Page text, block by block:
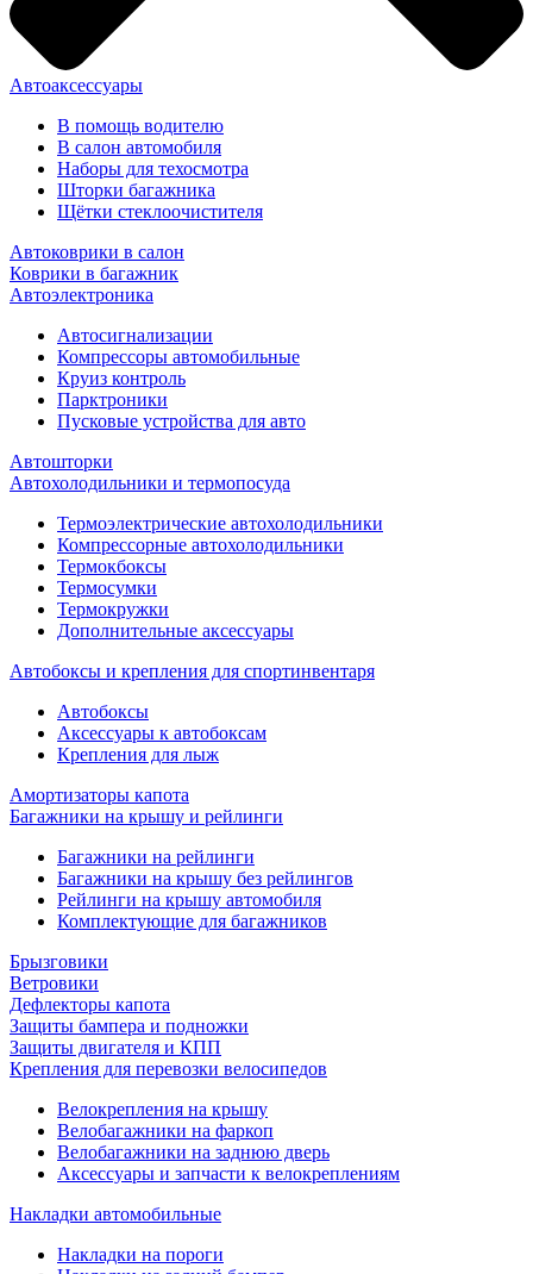
Автоаксессуары
В помощь водителю
В салон автомобиля
Наборы для техосмотра
Шторки багажника
Щётки стеклоочистителя
Автоковрики в салон
Коврики в багажник
Автоэлектроника
Автосигнализации
Компрессоры автомобильные
Круиз контроль
Парктроники
Пусковые устройства для авто
Автошторки
Автохолодильники и термопосуда
Термоэлектрические автохолодильники
Компрессорные автохолодильники
Термокбоксы
Термосумки
Термокружки
Дополнительные аксессуары
Автобоксы и крепления для спортинвентаря
Автобоксы
Аксессуары к автобоксам
Крепления для лыж
Амортизаторы капота
Багажники на крышу и рейлинги
Багажники на рейлинги
Багажники на крышу без рейлингов
Рейлинги на крышу автомобиля
Комплектующие для багажников
Брызговики
Ветровики
Дефлекторы капота
Защиты бампера и подножки
Защиты двигателя и КПП
Крепления для перевозки велосипедов
Велокрепления на крышу
Велобагажники на фаркоп
Велобагажники на заднюю дверь
Аксессуары и запчасти к велокреплениям
Накладки автомобильные
Накладки на пороги